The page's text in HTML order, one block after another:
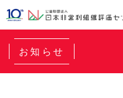
お知らせ